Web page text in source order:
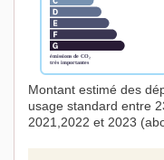
Montant estimé des
usage standard entre
2021,2022 et 2023